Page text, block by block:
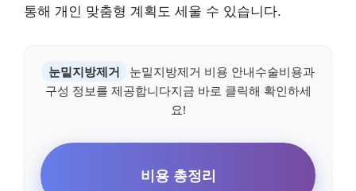
통해 개인 맞춤형 계획도 세울 수 있습니다.
눈밑지방제거
눈밑지방제거 비용 안내수술비용과
구성 정보를 제공합니다지금 바로 클릭해 확인하세
요!
비용 총정리